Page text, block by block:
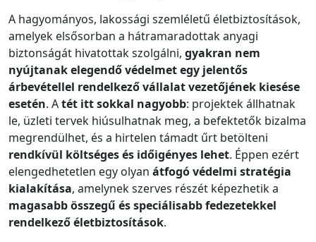
A hagyományos, lakossági szemléletű életbiztosítások,
amelyek elsősorban a hátramaradottak anyagi
biztonságát hivatottak szolgálni, gyakran nem
nyújtanak elegendő védelmet egy jelentős
árbevétellel rendelkező vállalat vezetőjének kiesése
esetén. Atét itt sokkal nagyobb: projektek állhatnak
le, üzleti tervek hiúsulhatnak meg, a befektetők bizalma
megrendülhet, és a hirtelen támadt űrt betölteni
rendkívül költséges és időigényes lehet. Éppen ezért
elengedhetetlen egy olyan átfogó védelmi stratégia
kialakítása, amelynek szerves részét képezhetik a
magasabb összegű és speciálisabb fedezetekkel
rendelkező életbiztosítások.